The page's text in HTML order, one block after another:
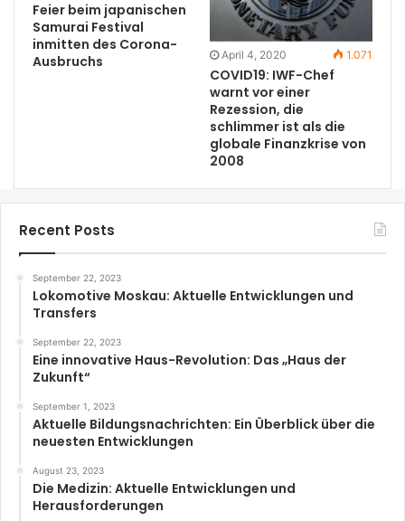
Feier beim japanischen
Samurai Festival
inmitten des Corona-
Ausbruchs
April 4, 2020 1.071
COVID19: IWF-Chef
warnt vor einer
Rezession, die
schlimmer ist als die
globale Finanzkrise von
2008
Recent Posts
September 22, 2023
Lokomotive Moskau: Aktuelle Entwicklungen und
Transfers
September 22, 2023
Eine innovative Haus-Revolution: Das „Haus der
Zukunft“
September 1, 2023
Aktuelle Bildungsnachrichten: Ein Überblick über die
neuesten Entwicklungen
August 23, 2023
Die Medizin: Aktuelle Entwicklungen und
Herausforderungen